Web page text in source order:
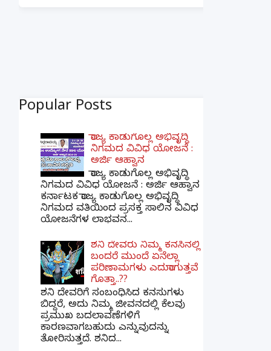
Popular Posts
ರಾಜ್ಯ ಕಾಡುಗೊಲ್ಲ ಅಭಿವೃದ್ಧಿ
ನಿಗಮದ ವಿವಿಧ ಯೋಜನೆ :
ಅರ್ಜಿ ಆಹ್ವಾನ
ರಾಜ್ಯ ಕಾಡುಗೊಲ್ಲ ಅಭಿವೃದ್ಧಿ
ನಿಗಮದ ವಿವಿಧ ಯೋಜನೆ : ಅರ್ಜಿ ಆಹ್ವಾನ
ಕರ್ನಾಟಕ ರಾಜ್ಯ ಕಾಡುಗೊಲ್ಲ ಅಭಿವೃದ್ಧಿ
ನಿಗಮದ ವತಿಯಿಂದ ಪ್ರಸಕ್ತ ಸಾಲಿನ ವಿವಿಧ
ಯೋಜನೆಗಳ ಲಾಭವನ...
ಶನಿ ದೇವರು ನಿಮ್ಮ ಕನಸಿನಲ್ಲಿ
ಬಂದರೆ ಮುಂದೆ ಏನೆಲ್ಲಾ
ಪರಿಣಾಮಗಳು ಎದುರಾಗುತ್ತವೆ
ಗೊತ್ತಾ..??
ಶನಿ ದೇವರಿಗೆ ಸಂಬಂಧಿಸಿದ ಕನಸುಗಳು
ಬಿದ್ದರೆ, ಅದು ನಿಮ್ಮ ಜೀವನದಲ್ಲಿ ಕೆಲವು
ಪ್ರಮುಖ ಬದಲಾವಣೆಗಳಿಗೆ
ಕಾರಣವಾಗಬಹುದು ಎನ್ನುವುದನ್ನು
ತೋರಿಸುತ್ತದೆ. ಶನಿದ...